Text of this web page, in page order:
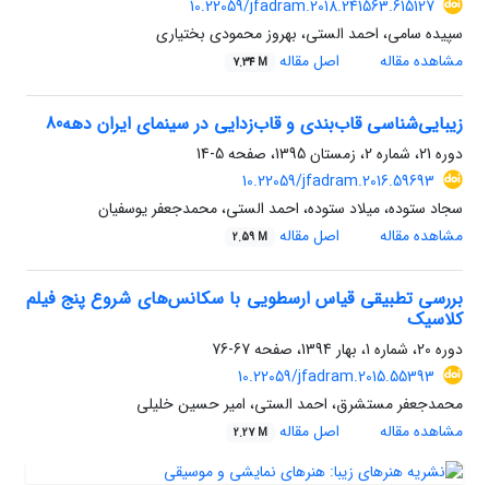
10.22059/jfadram.2018.241563.615127
سپیده سامی، احمد الستی، بهروز محمودی بختیاری
مشاهده مقاله
اصل مقاله 7.34 M
زیبایی‌شناسی قاب‌بندی و قاب‌زدایی در سینمای ایران دهه80
دوره 21، شماره 2، زمستان 1395، صفحه
5-14
10.22059/jfadram.2016.59693
سجاد ستوده، میلاد ستوده، احمد الستی، محمدجعفر یوسفیان‌
مشاهده مقاله
اصل مقاله 2.59 M
بررسی تطبیقی قیاس ارسطویی با سکانس‌های شروع پنج فیلم
کلاسیک
دوره 20، شماره 1، بهار 1394، صفحه
67-76
10.22059/jfadram.2015.55393
محمدجعفر مستشرق، احمد الستی، امیر حسین خلیلی
مشاهده مقاله
اصل مقاله 2.27 M